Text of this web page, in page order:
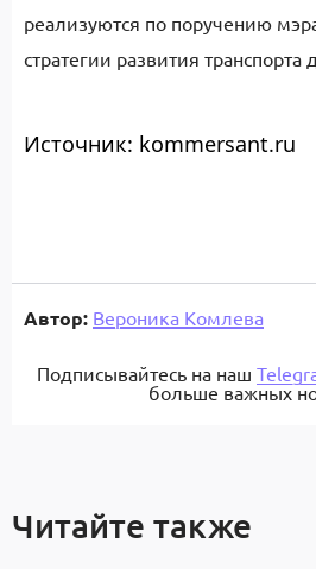
реализуются по поручению
стратегии развития транспорта
Источник: kommersant.ru
Автор: Вероника Комлева
Подписывайтесь на наш
больше важных
Читайте также